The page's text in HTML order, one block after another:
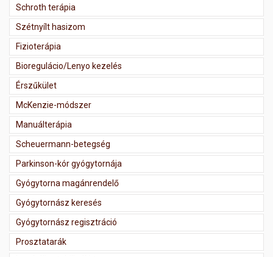
Schroth terápia
Szétnyílt hasizom
Fizioterápia
Bioregulácio/Lenyo kezelés
Érszűkület
McKenzie-módszer
Manuálterápia
Scheuermann-betegség
Parkinson-kór gyógytornája
Gyógytorna magánrendelő
Gyógytornász keresés
Gyógytornász regisztráció
Prosztatarák